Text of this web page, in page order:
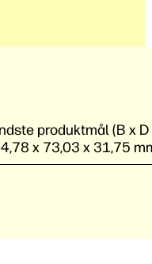
produktmål (B x D
x 73,03 x 31,75